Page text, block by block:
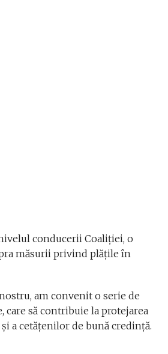
conducerii Coaliției, o
măsurii privind plățile în
am convenit o serie de
care să contribuie la protejarea
a cetățenilor de bună credință.